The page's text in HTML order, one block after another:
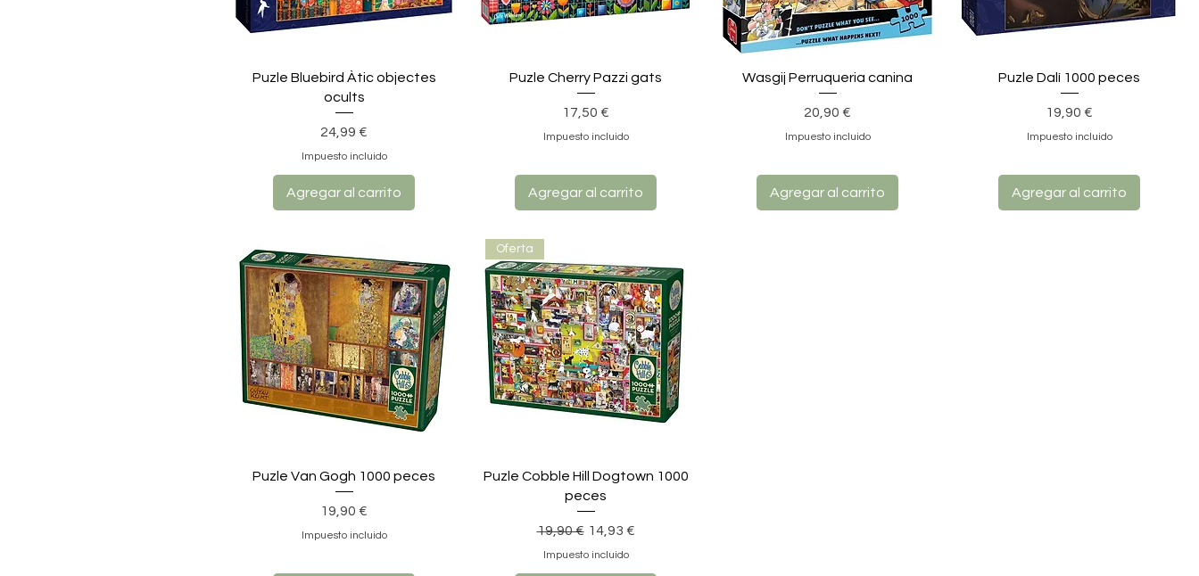
Puzle Bluebird Àtic objectes
ocults
Precio
24,99 €
Impuesto incluido
Agregar al carrito
Puzle Cherry Pazzi gats
Precio
17,50 €
Impuesto incluido
Agregar al carrito
Wasgij Perruqueria canina
Precio
20,90 €
Impuesto incluido
Agregar al carrito
Puzle Dalí 1000 peces
Precio
19,90 €
Impuesto incluido
Agregar al carrito
Puzle Van Gogh 1000 peces
Precio
19,90 €
Impuesto incluido
Oferta
Puzle Cobble Hill Dogtown 1000
peces
Precio
19,90 € Precio de oferta
14,93 €
Impuesto incluido